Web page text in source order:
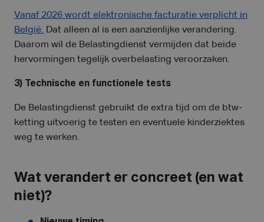
Vanaf 2026 wordt elektronische facturatie verplicht in
België. Dat alleen al is een aanzienlijke verandering.
Daarom wil de Belastingdienst vermijden dat beide
hervormingen tegelijk overbelasting veroorzaken.
3) Technische en functionele tests
De Belastingdienst gebruikt de extra tijd om de btw-
ketting uitvoerig te testen en eventuele kinderziektes
weg te werken.
Wat verandert er concreet (en wat
niet)?